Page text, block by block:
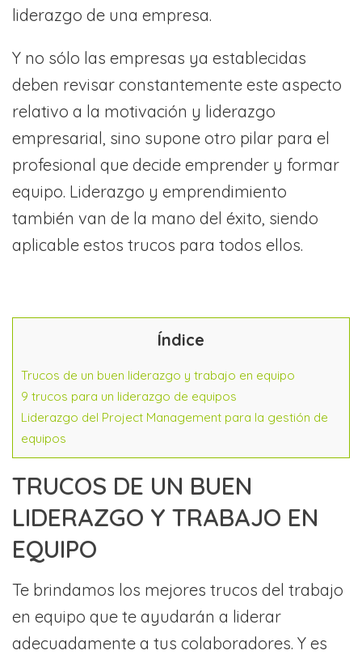
liderazgo de una empresa.
Y no sólo las empresas ya establecidas
deben revisar constantemente este aspecto
relativo a la motivación y liderazgo
empresarial, sino supone otro pilar para el
profesional que decide emprender y formar
equipo. Liderazgo y emprendimiento
también van de la mano del éxito, siendo
aplicable estos trucos para todos ellos.
Índice
Trucos de un buen liderazgo y trabajo en equipo
9 trucos para un liderazgo de equipos
Liderazgo del Project Management para la gestión de
equipos
TRUCOS DE UN BUEN
LIDERAZGO Y TRABAJO EN
EQUIPO
Te brindamos los mejores trucos del trabajo
en equipo que te ayudarán a liderar
adecuadamente a tus colaboradores. Y es